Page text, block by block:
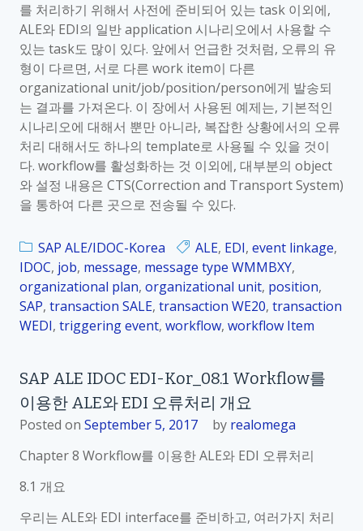
를 처리하기 위해서 사전에 준비되어 있는 task 이외에,
ALE와 EDI의 일반 application 시나리오에서 사용할 수
있는 task도 많이 있다. 앞에서 언급한 것처럼, 오류의 유
형이 다르면, 서로 다른 work item이 다른
organizational unit/job/position/person에게 발송되
는 결과를 가져온다. 이 장에서 사용된 예제는, 기본적인
시나리오에 대해서 뿐만 아니라, 복잡한 상황에서의 오류
처리 대해서도 하나의 template로 사용될 수 있을 것이
다. workflow를 활성화하는 것 이외에, 대부분의 object
와 설정 내용은 CTS(Correction and Transport System)
을 통하여 다른 곳으로 전송될 수 있다.
SAP ALE/IDOC-Korea ALE, EDI, event linkage,
IDOC, job, message, message type WMMBXY,
organizational plan, organizational unit, position,
SAP, transaction SALE, transaction WE20, transaction
WEDI, triggering event, workflow, workflow Item
SAP ALE IDOC EDI-Kor_08.1 Workflow를
이용한 ALE와 EDI 오류처리 개요
Posted on September 5, 2017 by realomega
Chapter 8 Workflow를 이용한 ALE와 EDI 오류처리
8.1 개요
우리는 ALE와 EDI interface를 준비하고, 여러가지 처리